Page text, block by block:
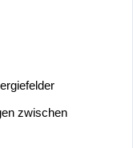
zwischen